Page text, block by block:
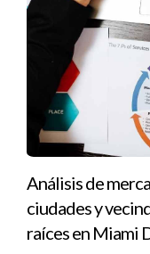
soñado en
Conclusión:
¿Te
tranquilidad en
Coconut
Contáctanos
encontrar la
Análisis de
ciudades y
raíces en Miami